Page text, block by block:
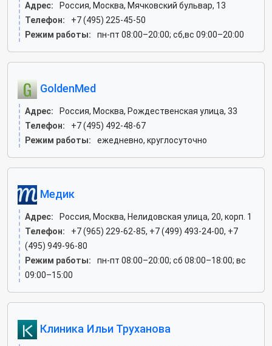
Адрес:
Россия, Москва, Мячковский бульвар, 13
Телефон:
+7 (495) 225-45-50
Режим работы:
пн-пт 08:00–20:00; сб,вс 09:00–20:00
GoldenMed
Адрес:
Россия, Москва, Рождественская улица, 33
Телефон:
+7 (495) 492-48-67
Режим работы:
ежедневно, круглосуточно
Медик
Адрес:
Россия, Москва, Нелидовская улица, 20, корп. 1
Телефон:
+7 (965) 229-62-85, +7 (499) 493-24-00, +7
(495) 949-96-80
Режим работы:
пн-пт 08:00–20:00; сб 08:00–18:00; вс
09:00–15:00
Клиника Ильи Труханова